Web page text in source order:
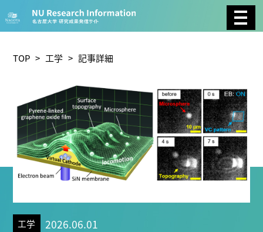
CATEGORY
環境学
農学 化学 医歯薬学
工学 情報学 数物系科学
人文学
TAG
TOP >工学 > 記事詳細
工学 2026.06.01